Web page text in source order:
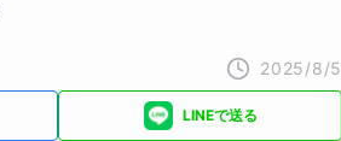
2025/8/5
LINEで送る